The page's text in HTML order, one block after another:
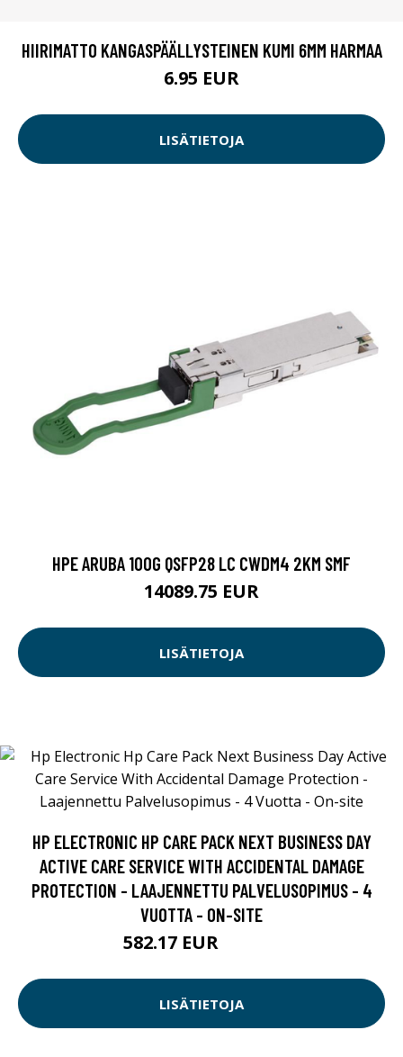
HIIRIMATTO KANGASPÄÄLLYSTEINEN KUMI 6MM HARMAA
6.95 EUR
LISÄTIETOJA
HPE ARUBA 100G QSFP28 LC CWDM4 2KM SMF
14089.75 EUR
LISÄTIETOJA
HP ELECTRONIC HP CARE PACK NEXT BUSINESS DAY
ACTIVE CARE SERVICE WITH ACCIDENTAL DAMAGE
PROTECTION - LAAJENNETTU PALVELUSOPIMUS - 4
VUOTTA - ON-SITE
582.17 EUR
LISÄTIETOJA